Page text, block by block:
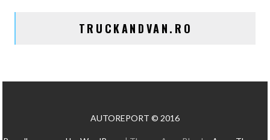
TRUCKANDVAN.RO
AUTOREPORT © 2016